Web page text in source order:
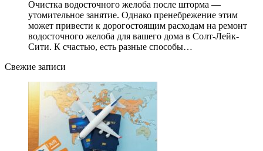
Очистка водосточного желоба после шторма —
утомительное занятие. Однако пренебрежение этим
может привести к дорогостоящим расходам на ремонт
водосточного желоба для вашего дома в Солт-Лейк-
Сити. К счастью, есть разные способы…
Свежие записи